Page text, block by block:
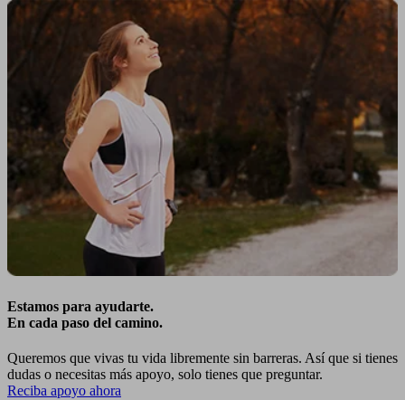
Estamos para ayudarte.
En cada paso del camino.
Queremos que vivas tu vida libremente sin barreras. Así que si tienes
dudas o necesitas más apoyo, solo tienes que preguntar.
Reciba apoyo ahora